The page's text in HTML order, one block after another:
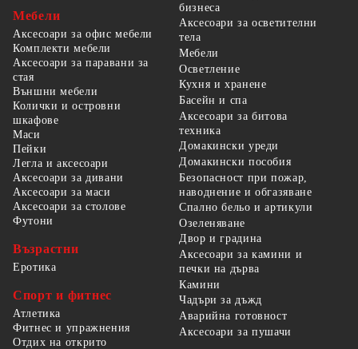
Мебели
Аксесоари за офис мебели
Комплекти мебели
Аксесоари за паравани за
стая
Външни мебели
Колички и островни
шкафове
Маси
Пейки
Легла и аксесоари
Аксесоари за дивани
Аксесоари за маси
Аксесоари за столове
Футони
Възрастни
Еротика
Спорт и фитнес
Атлетика
Фитнес и упражнения
Отдих на открито
бизнеса
Аксесоари за осветителни
тела
Мебели
Осветление
Кухня и хранене
Басейн и спа
Аксесоари за битова
техника
Домакински уреди
Домакински пособия
Безопасност при пожар,
наводнение и обгазяване
Спално бельо и артикули
Озеленяване
Двор и градина
Аксесоари за камини и
печки на дърва
Камини
Чадъри за дъжд
Аварийна готовност
Аксесоари за пушачи